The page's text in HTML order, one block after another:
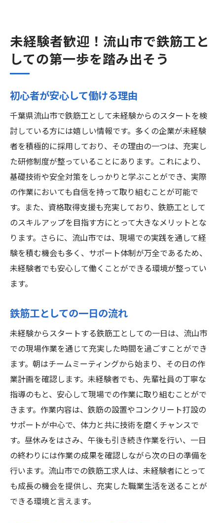
未経験者歓迎！流山市で鉄筋工と
しての第一歩を踏み出そう
初心者が安心して働ける理由
千葉県流山市で鉄筋工として未経験からのスタートを検
討している方には嬉しい情報です。多くの企業が未経験
者を積極的に採用しており、その理由の一つは、充実し
た研修制度が整っていることにあります。これにより、
基礎技術や安全対策をしっかりと学ぶことができ、実際
の作業においても自信を持って取り組むことが可能で
す。また、資格取得支援も充実しており、鉄筋工として
のスキルアップを目指す方にとって大きなメリットとな
ります。さらに、流山市では、現場での実践を通して経
験を積む機会も多く、サポート体制が万全であるため、
未経験者でも安心して働くことができる環境が整ってい
ます。
鉄筋工としての一日の流れ
未経験からスタートする鉄筋工としての一日は、流山市
での現場作業を通じて充実した時間を過ごすことができ
ます。朝はチームミーティングから始まり、その日の作
業計画を確認します。未経験者でも、先輩社員の丁寧な
指導のもと、安心して現場での作業に取り組むことがで
きます。作業内容は、鉄筋の設置やコンクリート打設の
サポートが中心で、体力と共に技術を磨くチャンスで
す。昼休みをはさみ、午後も引き続き作業を行い、一日
の終わりには作業の成果を確認しながら次の日の準備を
行います。流山市での鉄筋工求人は、未経験者にとって
も成長の機会を提供し、充実した職業生活を送ることが
できる環境と言えます。